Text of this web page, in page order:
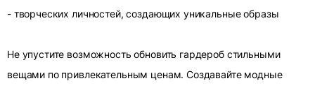
- творческих личностей, создающих уникальные образы
Не упустите возможность обновить гардероб стильными
вещами по привлекательным ценам. Создавайте модные